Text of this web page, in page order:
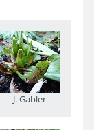
J. Gabler